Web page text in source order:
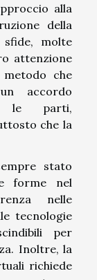
alla
della
molte
attenzione
che
accordo
le parti,
che la
stato
forme nel
nelle
tecnologie
per
Inoltre, la
richiede